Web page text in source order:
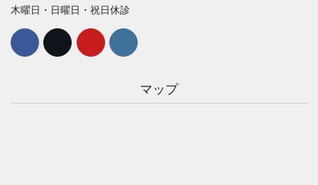
木曜日・日曜日・祝日休診
マップ